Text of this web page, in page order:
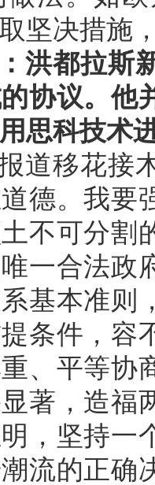
坚决措施
洪都拉斯
协议。他
思科技术
道移花接
德。我要
不可分割
一合法政
基本准则
条件，容
、平等协
著，造福
，坚持一
流的正确